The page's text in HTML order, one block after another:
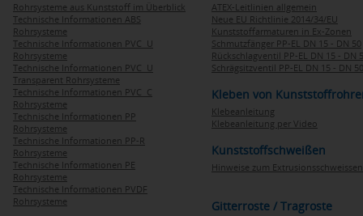
Rohrsysteme aus Kunststoff im Überblick
Technische Informationen ABS
Rohrsysteme
Technische Informationen PVC U
Rohrsysteme
Technische Informationen PVC U
Transparent Rohrsysteme
Technische Informationen PVC C
Rohrsysteme
Technische Informationen PP
Rohrsysteme
Technische Informationen PP-R
Rohrsysteme
Technische Informationen PE
Rohrsysteme
Technische Informationen PVDF
Rohrsysteme
ATEX-Leitlinien allgemein
Neue EU Richtlinie 2014/34/EU
Kunststoffarmaturen in Ex-Zonen
Schmutzfänger PP-EL DN 15 - DN 50
Rückschlagventil PP-EL DN 15 - DN
Schrägsitzventil PP-EL DN 15 - DN 50
Kleben von
Klebeanleitung
Klebeanleitung per Video
Kunststoffschweißen
Hinweise zum Extrusionsschweissen
Gitterroste / Tragroste